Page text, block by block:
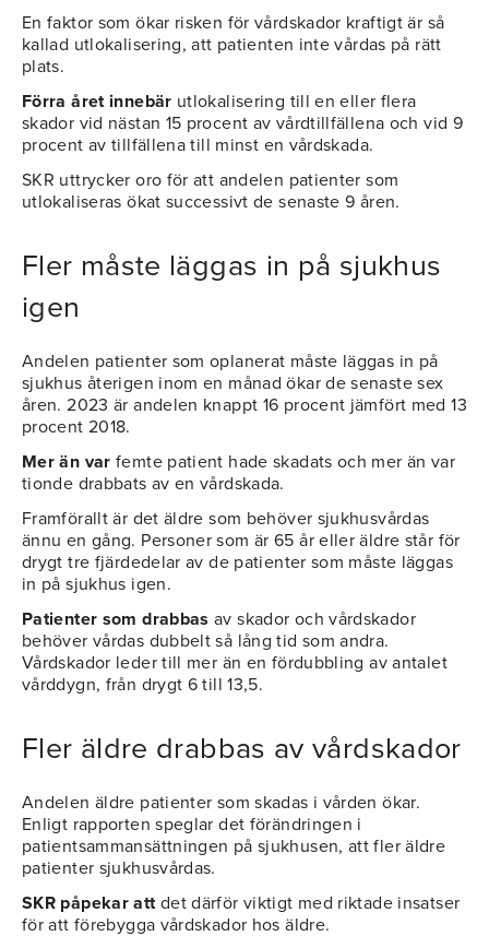
En faktor som ökar risken för vårdskador kraftigt är så
kallad utlokalisering, att patienten inte vårdas på rätt
plats.
Förra året innebär utlokalisering till en eller flera
skador vid nästan 15 procent av vårdtillfällena och vid 9
procent av tillfällena till minst en vårdskada.
SKR uttrycker oro för att andelen patienter som
utlokaliseras ökat successivt de senaste 9 åren.
Fler måste läggas in på sjukhus
igen
Andelen patienter som oplanerat måste läggas in på
sjukhus återigen inom en månad ökar de senaste sex
åren. 2023 är andelen knappt 16 procent jämfört med 13
procent 2018.
Mer än var femte patient hade skadats och mer än var
tionde drabbats av en vårdskada.
Framförallt är det äldre som behöver sjukhusvårdas
ännu en gång. Personer som är 65 år eller äldre står för
drygt tre fjärdedelar av de patienter som måste läggas
in på sjukhus igen.
Patienter som drabbas av skador och vårdskador
behöver vårdas dubbelt så lång tid som andra.
Vårdskador leder till mer än en fördubbling av antalet
vårddygn, från drygt 6 till 13,5.
Fler äldre drabbas av vårdskador
Andelen äldre patienter som skadas i vården ökar.
Enligt rapporten speglar det förändringen i
patientsammansättningen på sjukhusen, att fler äldre
patienter sjukhusvårdas.
SKR påpekar att det därför viktigt med riktade insatser
för att förebygga vårdskador hos äldre.